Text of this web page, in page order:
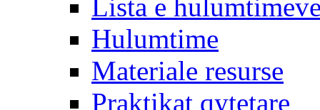
Lista e
Hulumtime
Materiale resurse
Praktikat qytetare